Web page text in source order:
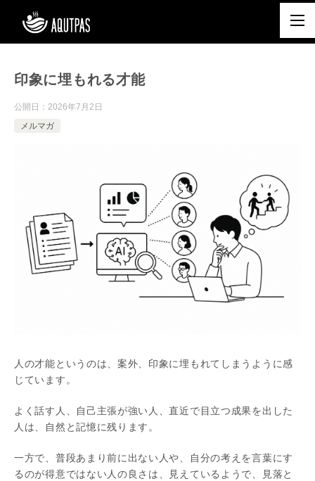
印象に埋もれる才能
公開日： 2026年7月2日
メルマガ
人の才能というのは、案外、印象に埋もれてしまうように感
じています。
よく話す人、自己主張が強い人、直近で目立つ成果を出した
人は、自然と記憶に残ります。
一方で、普段あまり前に出ない人や、自分の考えを言葉にす
るのが得意ではない人の良さは、見えているようで、見落と